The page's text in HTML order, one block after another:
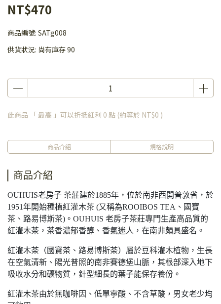
NT$470
商品編號: SATg008
供貨狀況: 尚有庫存 90
此商品 「 最高 」可以折抵紅利 0 點 (約等於 NT$0 )
商品介紹 規格說明
商品介紹
OUHUIS老房子 茶莊建於1885年，位於南非西開普敦省，於
1951年開始種植紅灌木茶 (又稱為ROOIBOS TEA、國寶
茶、路易博斯茶)。OUHUIS 老房子茶莊專門生產高品質的
紅灌木茶，茶香濃郁香醇、香氣迷人，在南非頗具盛名。
紅灌木茶（國寶茶、路易博斯茶）屬於豆科灌木植物，生長
在空氣清新、陽光普照的南非賽德堡山脈，其根部深入地下
吸收水分和礦物質，針型細長的葉子能保存養份。
紅灌木茶由於無咖啡因、低單寧酸、不含草酸，男女老少均